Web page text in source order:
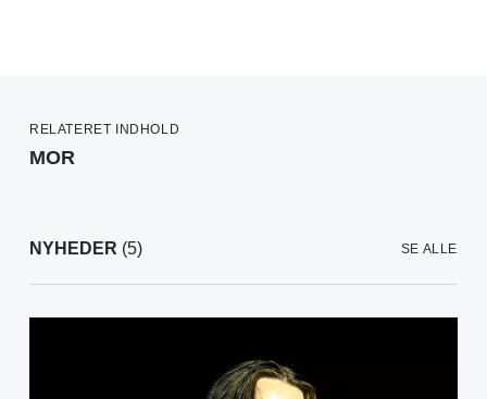
RELATERET INDHOLD
MOR
NYHEDER (5) SE ALLE